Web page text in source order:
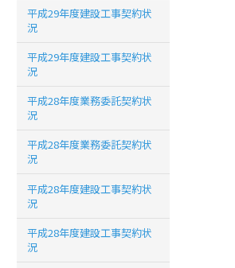
平成29年度建設工事契約状
況
平成29年度建設工事契約状
況
平成28年度業務委託契約状
況
平成28年度業務委託契約状
況
平成28年度建設工事契約状
況
平成28年度建設工事契約状
況